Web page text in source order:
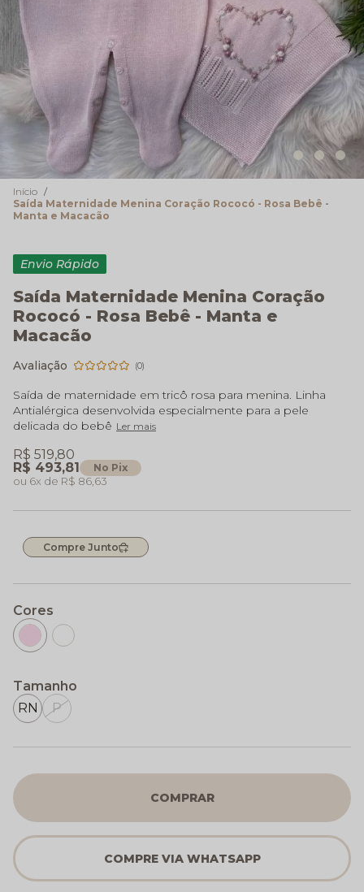
Início
Saída Maternidade Menina Coração Rococó - Rosa Bebê -
Manta e Macacão
Envio Rápido
Saída Maternidade Menina Coração
Rococó - Rosa Bebê - Manta e
Macacão
(0)
Saída de maternidade em tricô rosa para menina. Linha
Antialérgica desenvolvida especialmente para a pele
delicada do bebê Ler mais
R$ 493,81 No Pix
R$ 519,80
6x R$ 86,63
Compre Junto
Cores
Tamanho
RN
P
COMPRAR